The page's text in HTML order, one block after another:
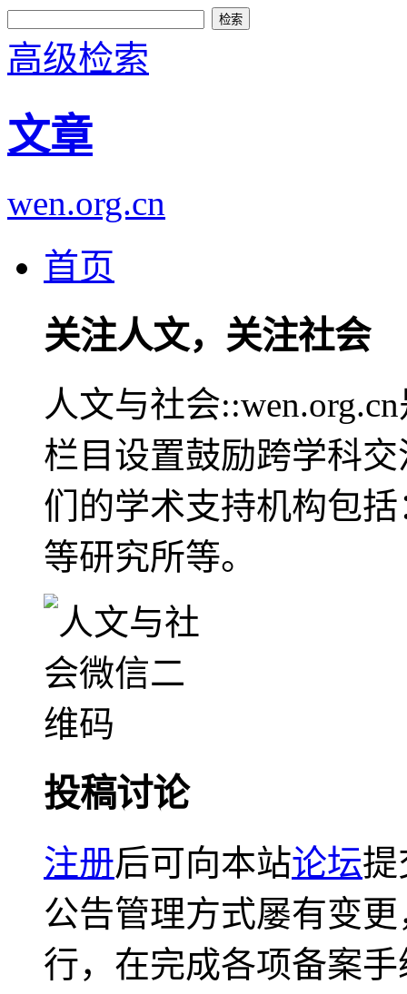
高级检索
文章
wen.org.cn
首页
关注人文，关注社会
人文与社会
栏目设置鼓励跨学科
们的学术支持机构包
等研究所等。
投稿讨论
注册后可向本站论坛提
公告管理方式屡有变
行，在完成各项备案